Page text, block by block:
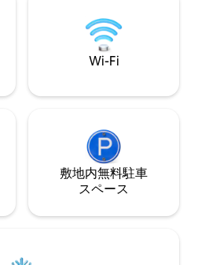
り、ゲスト
くりと旅に
めて台北の
グステイで
だわってい
、床はピカ
様にご満足
ズナブルな価
ホテルよりも
分以下で、6
な場合はお
で行けます。台大
で10分で行けます
能です。 ▣ 階下
徒歩8分以内で
空港アクセスは約
分、乗り換え不要
大安区に▣位置か
らMRTで約13分
10分 ｜永康東門
車で約15分 ｜国
｜ 台北アリーナ
町までMRTで約
Wi-Fi
敷地内無料駐⁠車
ス⁠ペ⁠ー⁠ス